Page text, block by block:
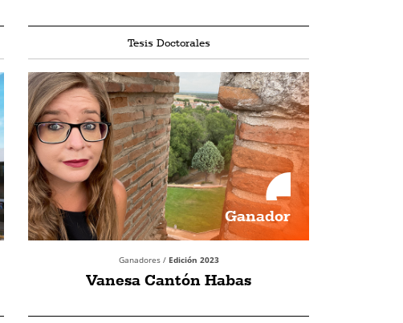
Tesis Doctorales
Ganador
Ganadores / Edición 2023
Vanesa Cantón Habas